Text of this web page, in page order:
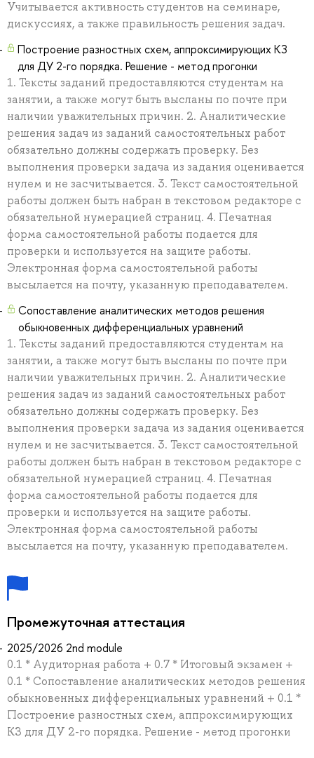
Учитывается активность студентов на семинаре,
дискуссиях, а также правильность решения задач.
Построение разностных схем, аппроксимирующих КЗ
для ДУ 2-го порядка. Решение - метод прогонки
1. Тексты заданий предоставляются студентам на
занятии, а также могут быть высланы по почте при
наличии уважительных причин. 2. Аналитические
решения задач из заданий самостоятельных работ
обязательно должны содержать проверку. Без
выполнения проверки задача из задания оценивается
нулем и не засчитывается. 3. Текст самостоятельной
работы должен быть набран в текстовом редакторе с
обязательной нумерацией страниц. 4. Печатная
форма самостоятельной работы подается для
проверки и используется на защите работы.
Электронная форма самостоятельной работы
высылается на почту, указанную преподавателем.
Сопоставление аналитических методов решения
обыкновенных дифференциальных уравнений
1. Тексты заданий предоставляются студентам на
занятии, а также могут быть высланы по почте при
наличии уважительных причин. 2. Аналитические
решения задач из заданий самостоятельных работ
обязательно должны содержать проверку. Без
выполнения проверки задача из задания оценивается
нулем и не засчитывается. 3. Текст самостоятельной
работы должен быть набран в текстовом редакторе с
обязательной нумерацией страниц. 4. Печатная
форма самостоятельной работы подается для
проверки и используется на защите работы.
Электронная форма самостоятельной работы
высылается на почту, указанную преподавателем.
Промежуточная аттестация
2025/2026 2nd module
0.1 * Аудиторная работа + 0.7 * Итоговый экзамен +
0.1 * Сопоставление аналитических методов решения
обыкновенных дифференциальных уравнений + 0.1 *
Построение разностных схем, аппроксимирующих
КЗ для ДУ 2-го порядка. Решение - метод прогонки